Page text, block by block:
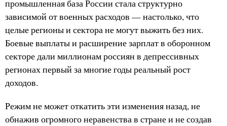
промышленная база России стала структурно
зависимой от военных расходов — настолько, что
целые регионы и сектора не могут выжить без них.
Боевые выплаты и расширение зарплат в оборонном
секторе дали миллионам россиян в депрессивных
регионах первый за многие годы реальный рост
доходов.
Режим не может откатить эти изменения назад, не
обнажив огромного неравенства в стране и не создав